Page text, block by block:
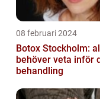
08 februari 2024
Botox Stockholm:
behöver veta inför
behandling